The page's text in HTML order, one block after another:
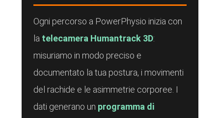
Ogni percorso a PowerPhysio inizia con
la telecamera Humantrack 3D:
misuriamo in modo preciso e
documentato la tua postura, i movimenti
del rachide e le asimmetrie corporee. I
dati generano un programma di